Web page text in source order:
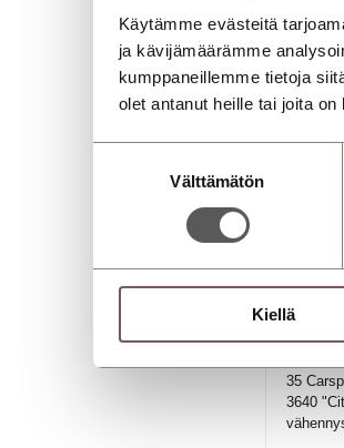
Käytämme evästeitä
ja kävijämäärämme
kumppaneillemme tietoja
olet antanut heille tai joita
Välttämätön
Kiellä
14
35
3640